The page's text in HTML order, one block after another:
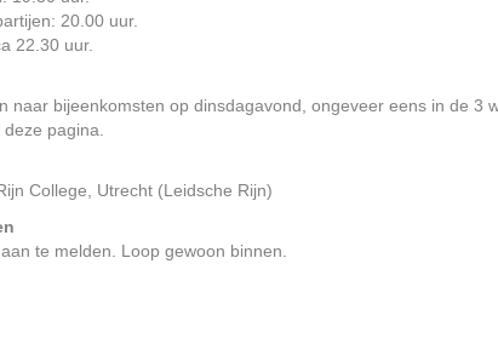
20.00 uur.
22.30 uur.
naar bijeenkomsten op dinsdagavond, ongeveer eens in de 3
pagina.
College, Utrecht (Leidsche Rijn)
te melden. Loop gewoon binnen.